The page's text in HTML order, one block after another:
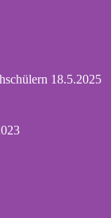
18.5.2025